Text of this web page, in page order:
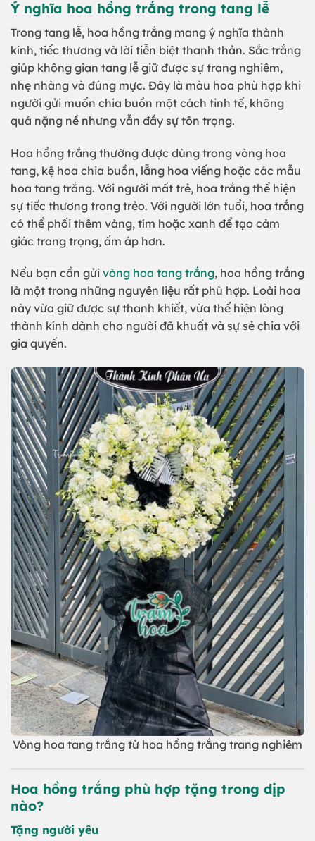
Ý nghĩa hoa hồng trắng trong tang lễ
Trong tang lễ, hoa hồng trắng mang ý nghĩa thành
kính, tiếc thương và lời tiễn biệt thanh thản. Sắc trắng
giúp không gian tang lễ giữ được sự trang nghiêm,
nhẹ nhàng và đúng mực. Đây là màu hoa phù hợp khi
người gửi muốn chia buồn một cách tinh tế, không
quá nặng nề nhưng vẫn đầy sự tôn trọng.
Hoa hồng trắng thường được dùng trong vòng hoa
tang, kệ hoa chia buồn, lẵng hoa viếng hoặc các mẫu
hoa tang trắng. Với người mất trẻ, hoa trắng thể hiện
sự tiếc thương trong trẻo. Với người lớn tuổi, hoa trắng
có thể phối thêm vàng, tím hoặc xanh để tạo cảm
giác trang trọng, ấm áp hơn.
Nếu bạn cần gửi vòng hoa tang trắng, hoa hồng trắng
là một trong những nguyên liệu rất phù hợp. Loài hoa
này vừa giữ được sự thanh khiết, vừa thể hiện lòng
thành kính dành cho người đã khuất và sự sẻ chia với
gia quyến.
Vòng hoa tang trắng từ hoa hồng trắng trang nghiêm
Hoa hồng trắng phù hợp tặng trong dịp
nào?
Tặng người yêu